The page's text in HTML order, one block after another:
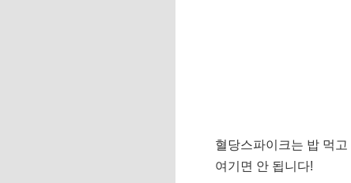
혈당스파이크는 밥 먹
여기면 안 됩니다!